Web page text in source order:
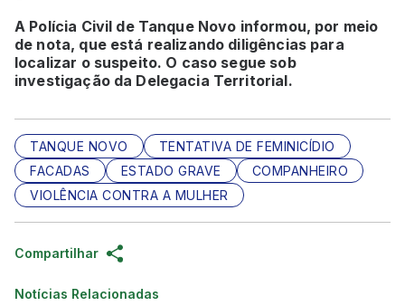
A Polícia Civil de Tanque Novo informou, por meio
de nota, que está realizando diligências para
localizar o suspeito. O caso segue sob
investigação da Delegacia Territorial.
TANQUE NOVO
TENTATIVA DE FEMINICÍDIO
FACADAS
ESTADO GRAVE
COMPANHEIRO
VIOLÊNCIA CONTRA A MULHER
Compartilhar
Notícias Relacionadas